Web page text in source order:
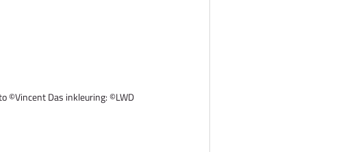
©Vincent Das inkleuring: ©LWD